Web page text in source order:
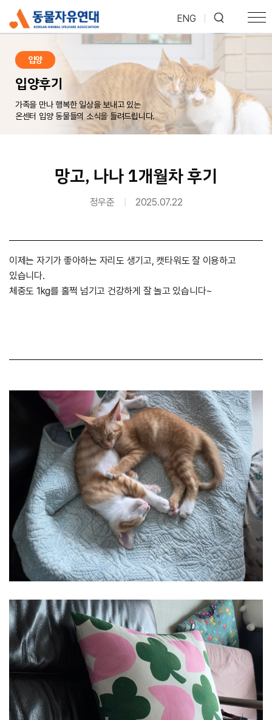
ENG
입양
입양후기
가족을 만나 행복한 일상을 보내고 있는
온센터 입양 동물들의 소식을 들려드립니다.
망고, 나나 1개월차 후기
정우준 2025.07.22
이제는 자기가 좋아하는 자리도 생기고, 캣타워도 잘 이용하고
있습니다.
체중도 1kg를 훌쩍 넘기고 건강하게 잘 놀고 있습니다~